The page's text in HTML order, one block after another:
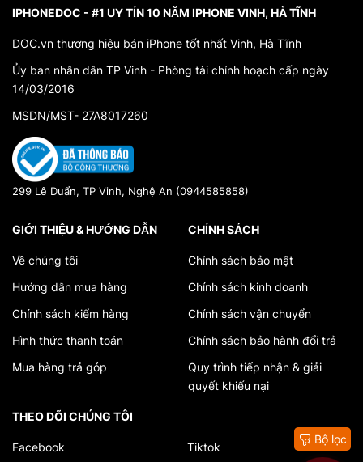
Bộ lọc
IPHONEDOC - #1 UY TÍN 10 NĂM IPHONE VINH, HÀ TĨNH
DOC.vn thương hiệu bán iPhone tốt nhất Vinh, Hà Tĩnh
Ủy ban nhân dân TP Vinh - Phòng tài chính hoạch cấp ngày
14/03/2016
MSDN/MST- 27A8017260
299 Lê Duẩn, TP Vinh, Nghệ An (0944585858)
GIỚI THIỆU & HƯỚNG DẪN
Về chúng tôi
Hướng dẫn mua hàng
Chính sách kiểm hàng
Hình thức thanh toán
Mua hàng trả góp
CHÍNH SÁCH
Chính sách bảo mật
Chính sách kinh doanh
Chính sách vận chuyển
Chính sách bảo hành đổi trả
Quy trình tiếp nhận & giải
quyết khiếu nại
THEO DÕI CHÚNG TÔI
Facebook Tiktok